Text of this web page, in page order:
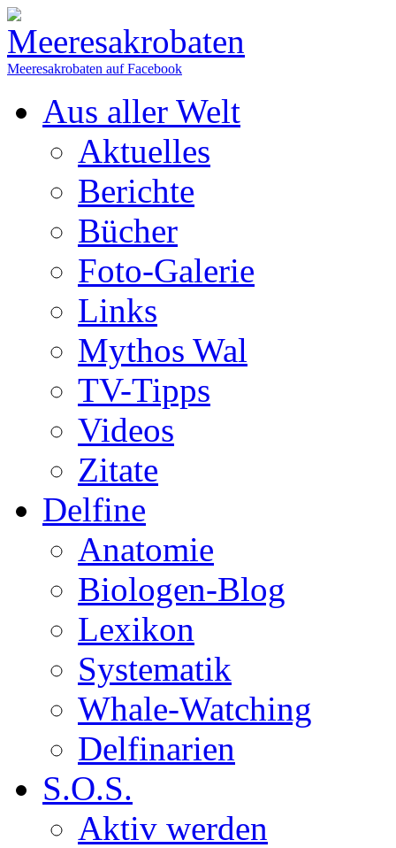
Meeresakrobaten auf Facebook
Aus aller Welt
Aktuelles
Berichte
Bücher
Foto-Galerie
Links
Mythos Wal
TV-Tipps
Videos
Zitate
Delfine
Anatomie
Biologen-Blog
Lexikon
Systematik
Whale-Watching
Delfinarien
S.O.S.
Aktiv werden